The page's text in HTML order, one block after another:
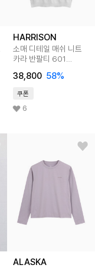
HARRISON
소매 디테일 매쉬 니트
카라 반팔티 601
38,800 58%
쿠폰
6
ALASKA